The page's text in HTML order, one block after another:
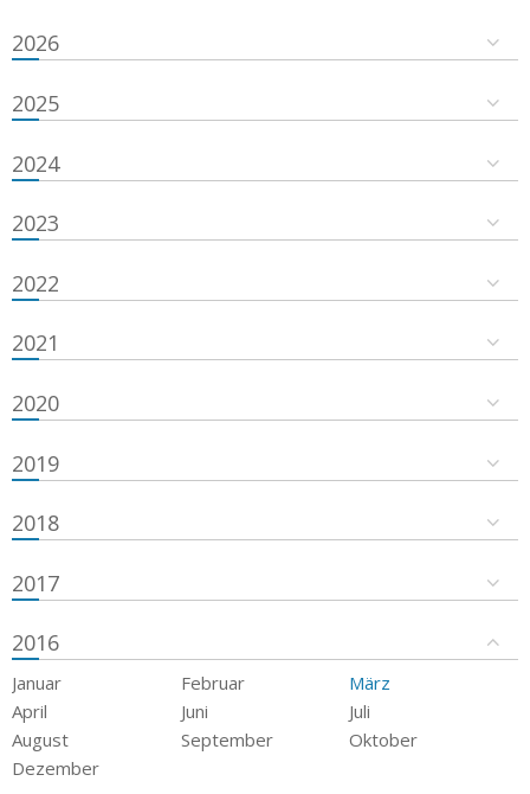
2026
2025
2024
2023
2022
2021
2020
2019
2018
2017
2016
Januar Februar
März
April
Juni
Juli
August
September
Oktober
Dezember